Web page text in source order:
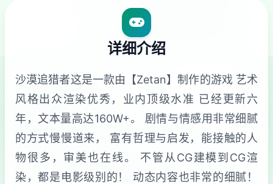
详细介绍
沙漠追猎者这是一款由【Zetan】制作的游戏 艺术
风格出众渲染优秀，业内顶级水准 已经更新六
年，文本量高达160W+。 剧情与情感用非常细腻
的方式慢慢道来， 富有哲理与启发，能接触的人
物很多，审美也在线。 不管从CG建模到CG渲
染，都是电影级别的！ 动态内容也非常的细腻！